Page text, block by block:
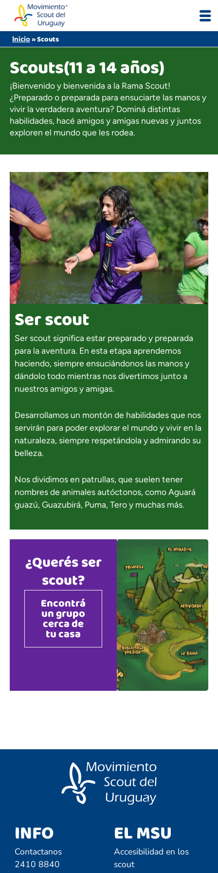
content
Inicio »Scouts
Scouts(11 a 14 años)
¡Bienvenido y bienvenida a la Rama Scout!
¿Preparado o preparada para ensuciarte las manos y
vivir la verdadera aventura? Dominá distintas
habilidades, hacé amigos y amigas nuevas y juntos
exploren el mundo que les rodea.
Ser scout
Ser scout significa estar preparado y preparada
para la aventura. En esta etapa aprendemos
haciendo, siempre ensuciándonos las manos y
dándolo todo mientras nos divertimos junto a
nuestros amigos y amigas.
Desarrollamos un montón de habilidades que nos
servirán para poder explorar el mundo y vivir en la
naturaleza, siempre respetándola y admirando su
belleza.
Nos dividimos en patrullas, que suelen tener
nombres de animales autóctonos, como Aguará
guazú, Guazubirá, Puma, Tero y muchas más.
¿Querés ser
scout?
Encontrá
un grupo
cerca de
tu casa
que los Scouts
sean
protagonistas
del registro,
como lo son
indudablement
e del proceso y
el crecimiento.
Están en total
libertad de
llenarlo a su
tiempo y desde
su propia
experiencia.
EL MSU
Accesibilidad en los
scout
INFO
Contactanos
2410 8840